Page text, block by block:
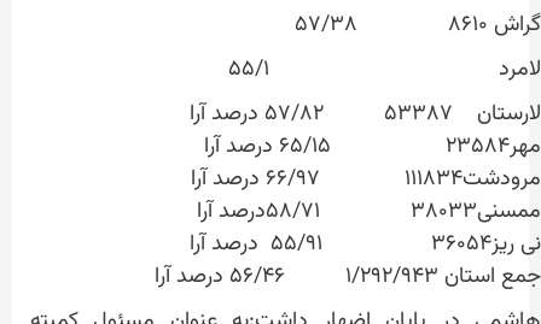
گراش ۸۶۱۰ ۵۷/۳۸
لامرد ۵۵/۱
لارستان ۵۳۳۸۷ ۵۷/۸۲ درصد آرا
مهر۲۳۵۸۴ ۶۵/۱۵ درصد آرا
مرودشت۱۱۱۸۳۴ ۶۶/۹۷ درصد آرا
ممسنی۳۸۰۳۳ ۵۸/۷۱درصد آرا
نی ریز۳۶۰۵۴ ۵۵/۹۱ درصد آرا
جمع استان ۱/۲۹۲/۹۴۳ ۵۶/۴۶ درصد آرا